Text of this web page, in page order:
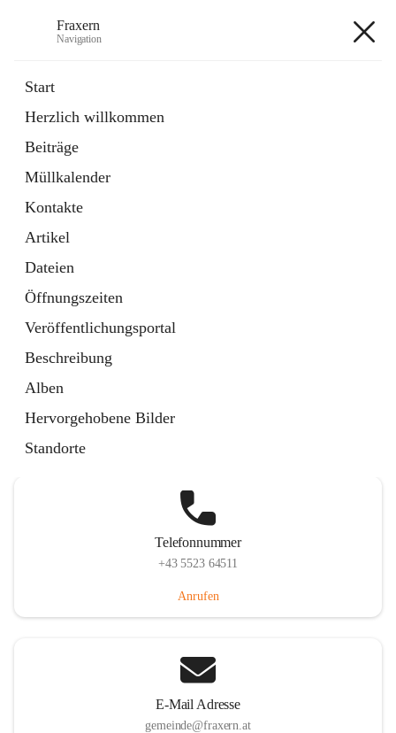
Fraxern
Navigation
Start
Herzlich willkommen
Beiträge
Müllkalender
Kontakte
Artikel
Dateien
Öffnungszeiten
Veröffentlichungsportal
Beschreibung
Alben
Hervorgehobene Bilder
Standorte
Ordner
in
Tab
Formulare
Artikel
öffnet
in
neuem
Tab
Telefonnummer
+43 5523 64511
Anrufen
E-Mail Adresse
gemeinde@fraxern.at